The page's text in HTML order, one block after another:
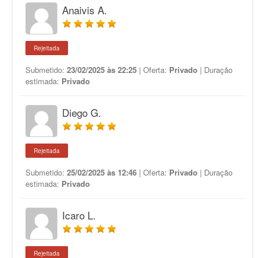
Anaivis A.
Rejeitada
Submetido: 23/02/2025 às 22:25 | Oferta: Privado | Duração
estimada: Privado
Diego G.
Rejeitada
Submetido: 25/02/2025 às 12:46 | Oferta: Privado | Duração
estimada: Privado
Icaro L.
Rejeitada